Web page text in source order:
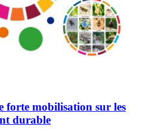
forte mobilisation sur les
durable